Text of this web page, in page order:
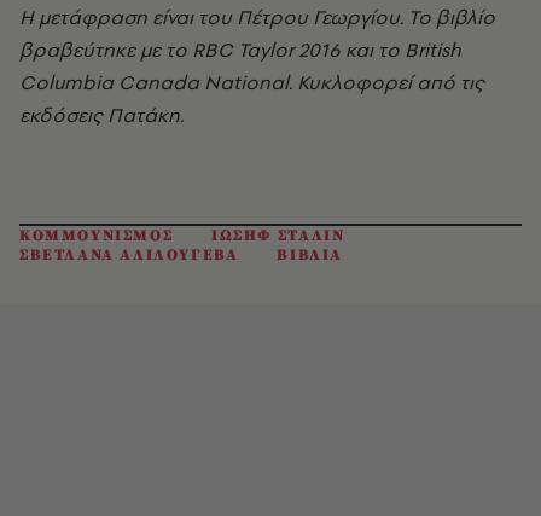
Η μετάφραση είναι του Πέτρου Γεωργίου. Το βιβλίο
βραβεύτηκε με το RBC Taylor 2016 και το British
Columbia Canada National. Κυκλοφορεί από τις
εκδόσεις Πατάκη.
ΚΟΜΜΟΥΝΙΣΜΟΣ
ΙΩΣΗΦ ΣΤΑΛΙΝ
ΣΒΕΤΛΑΝΑ ΑΛΙΛΟΥΓΕΒΑ
ΒΙΒΛΙΑ